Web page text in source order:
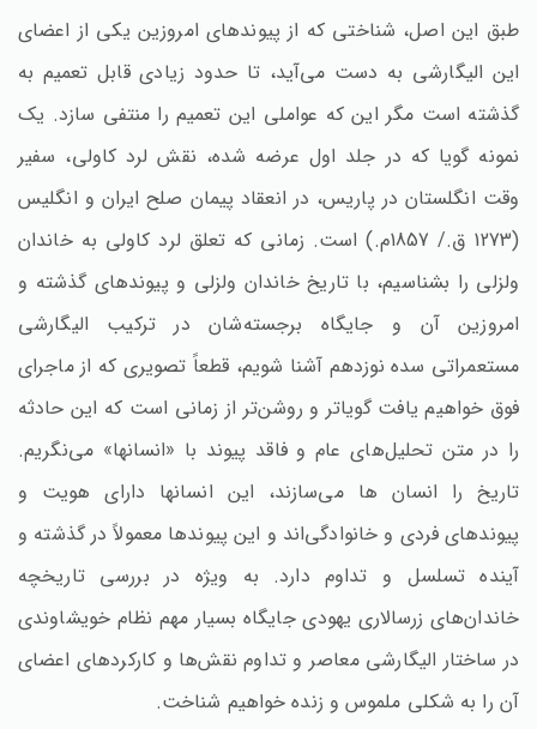
طبق این اصل، شناختی که از پیوندهای امروزین یکی از اعضای
این الیگارشی به دست می‌آید، تا حدود زیادی قابل تعمیم به
گذشته است مگر این که عواملی این تعمیم را منتفی سازد. یک
نمونه گویا که در جلد اول عرضه شده، نقش لرد کاولی، سفیر
وقت انگلستان در پاریس، در انعقاد پیمان صلح ایران و انگلیس
(1273 ق./ 1857م.) است. زمانی که تعلق لرد کاولی به خاندان
ولزلی را بشناسیم، با تاریخ خاندان ولزلی و پیوندهای گذشته و
امروزین آن و جایگاه برجسته‌شان در ترکیب الیگارشی
مستعمراتی سده نوزدهم آشنا شویم، قطعاً تصویری که از ماجرای
فوق خواهیم یافت گویاتر و روشن‌تر از زمانی است که این حادثه
را در متن تحلیل‌های عام و فاقد پیوند با «انسانها» می‌نگریم.
تاریخ را انسان ها می‌سازند، این انسانها دارای هویت و
پیوندهای فردی و خانوادگی‌اند و این پیوندها معمولاً در گذشته و
آینده تسلسل و تداوم دارد. به ویژه در بررسی تاریخچه
خاندان‌های زرسالاری یهودی جایگاه بسیار مهم نظام خویشاوندی
در ساختار الیگارشی معاصر و تداوم نقش‌ها و کارکردهای اعضای
آن را به شکلی ملموس و زنده خواهیم شناخت.